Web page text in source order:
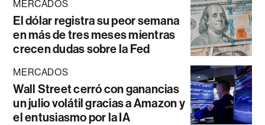
MERCADOS
El dólar registra su peor semana
en más de tres meses mientras
crecen dudas sobre la Fed
MERCADOS
Wall Street cerró con ganancias
un julio volátil gracias a Amazon y
el entusiasmo por la IA